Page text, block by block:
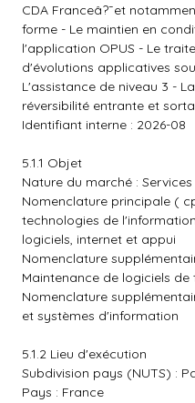
CDA Franceâ?¯et
forme - Le maintien en
l'application OPUS - Le
d'évolutions applicatives
L'assistance de niveau 3 -
réversibilité entrante et
Identifiant interne : 2026-08
5.1.1 Objet
Nature du marché : Services
Nomenclature principale (
technologies de
logiciels, internet et appui
Nomenclature
Maintenance de logiciels
Nomenclature
et systèmes d'information
5.1.2 Lieu d'exécution
Subdivision pays (NUTS) :
Pays : France